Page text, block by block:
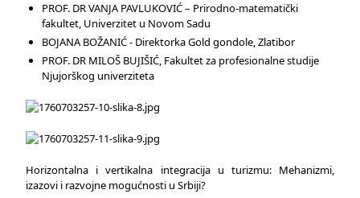
PROF. DR VANJA PAVLUKOVIĆ – Prirodno-matematički
fakultet, Univerzitet u Novom Sadu
BOJANA BOŽANIĆ - Direktorka Gold gondole, Zlatibor
PROF. DR MILOŠ BUJIŠIĆ, Fakultet za profesionalne studije
Njujorškog univerziteta
Horizontalna i vertikalna integracija u turizmu: Mehanizmi,
izazovi i razvojne mogućnosti u Srbiji?